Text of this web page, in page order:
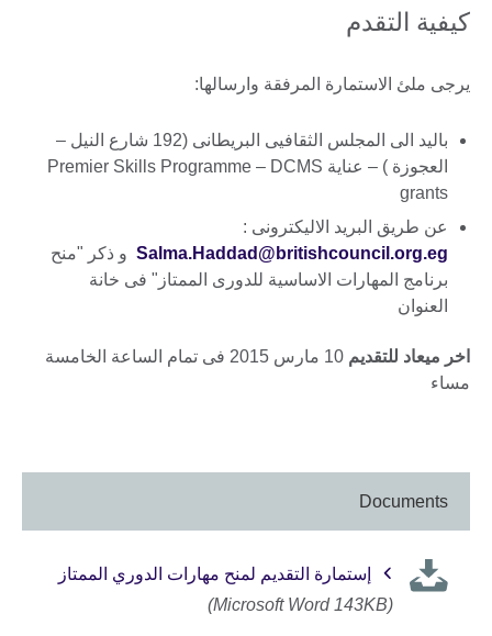
كيفية التقدم
يرجى ملئ الاستمارة المرفقة وارسالها:
باليد الى المجلس الثقافيى البريطانى (192 شارع النيل –
العجوزة ) – عناية Premier Skills Programme – DCMS
grants
عن طريق البريد الاليكترونى :
Salma.Haddad@britishcouncil.org.eg و ذكر "منح
برنامج المهارات الاساسية للدورى الممتاز" فى خانة
العنوان
اخر ميعاد للتقديم
10 مارس 2015 فى تمام الساعة الخامسة
مساء
Documents
إستمارة التقديم لمنح مهارات الدوري الممتاز
(Microsoft Word 143KB)